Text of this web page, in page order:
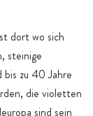
dort wo sich
steinige
bis zu 40 Jahre
die violetten
sind sein